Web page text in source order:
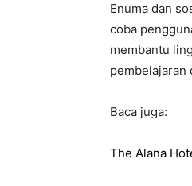
Enuma dan
coba
membantu
pembelajaran
Baca juga:
The Alana